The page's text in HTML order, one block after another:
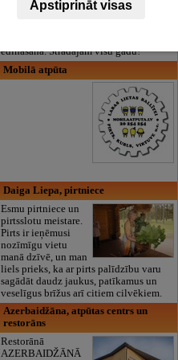
no 10 mēnešiem
līdz 6 gadiem. Licencētas programmas
ēdināšana. Strādājam visu gadu!
Mobilā atpūta
Daiga Liepa, pirtniece
Esmu pirtniece un
pirtsslotu meistare.
Pirts ir ieņēmusi
nozīmīgu vietu
manā dzīvē, un man
liels prieks, ka ar pirts palīdzību varu
sagādāt daudz jaukus, patīkamus un
veselīgus brīžus arī citiem cilvēkiem.
Azerbaidžāna, atpūtas centrs un
restorāns
Restorānā
AZERBAIDŽĀNĀ
Apstiprināt visas